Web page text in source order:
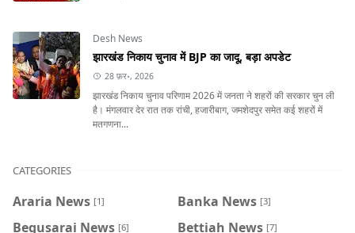
Desh News
झारखंड निकाय चुनाव में BJP का जादू, बड़ा अपडेट
28 फ़र॰, 2026
झारखंड निकाय चुनाव परिणाम 2026 में जनता ने शहरों की सरकार चुन ली
है। मंगलवार देर रात तक रांची, हजारीबाग, जमशेदपुर समेत कई शहरों में
मतगणना...
CATEGORIES
Araria News [1] Banka News [3]
Begusarai News [6] Bettiah News [7]